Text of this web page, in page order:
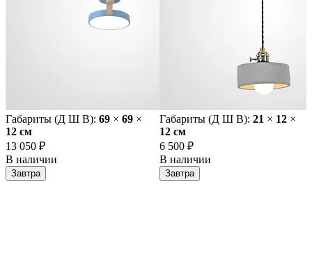
Габариты (Д Ш В): 69 × 69 ×
12 cм
13 050 ₽
В наличии
Завтра
Габариты (Д Ш В): 21 × 12 ×
12 cм
6 500 ₽
В наличии
Завтра